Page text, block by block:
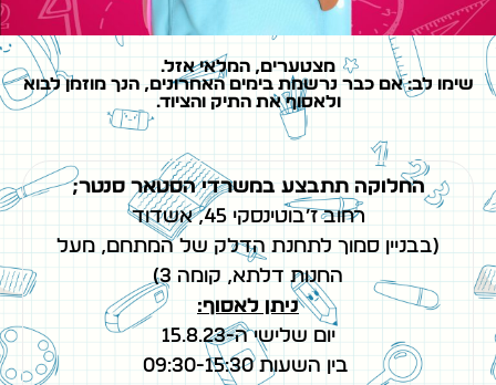
מצטערים, המלאי אזל.
שימו לב: אם כבר נרשמת בימים האחרונים, הנך מוזמן לבוא
ולאסוף את התיק והציוד.
החלוקה תתבצע במשרדי הסטאר סנטר;
רחוב ז׳בוטינסקי 45, אשדוד
(בבניין סמוך לתחנת הדלק של המתחם, מעל
החנות דלתא, קומה 3)
ניתן לאסוף:
יום שלישי ה-15.8.23
בין השעות 09:30-15:30